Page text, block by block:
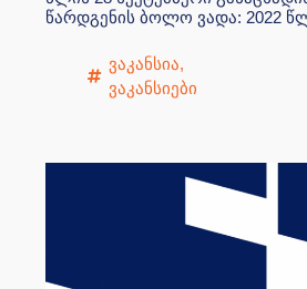
წარდგენის ბოლო ვადა: 2022
ვაკანსია,
ვაკანსიები